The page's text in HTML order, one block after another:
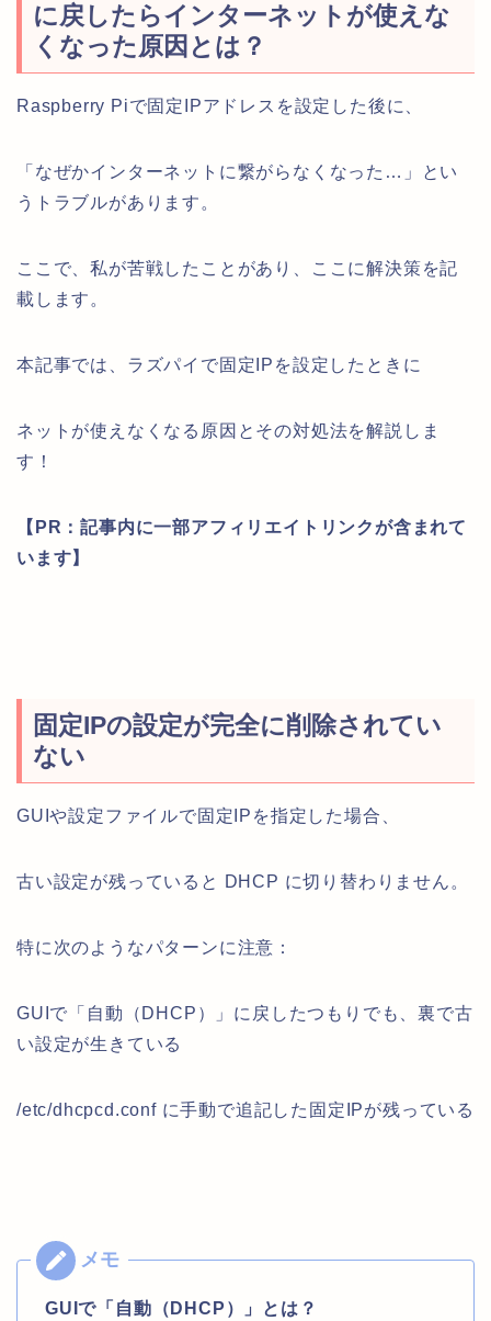
に戻したらインターネットが使えな
くなった原因とは？
Raspberry Piで固定IPアドレスを設定した後に、
「なぜかインターネットに繋がらなくなった…」とい
うトラブルがあります。
ここで、私が苦戦したことがあり、ここに解決策を記
載します。
本記事では、ラズパイで固定IPを設定したときに
ネットが使えなくなる原因とその対処法を解説しま
す！
【PR：記事内に一部アフィリエイトリンクが含まれて
います】
固定IPの設定が完全に削除されてい
ない
GUIや設定ファイルで固定IPを指定した場合、
古い設定が残っていると DHCP に切り替わりません。
特に次のようなパターンに注意：
GUIで「自動（DHCP）」に戻したつもりでも、裏で古
い設定が生きている
/etc/dhcpcd.conf に手動で追記した固定IPが残っている
GUIで「自動（DHCP）」とは？